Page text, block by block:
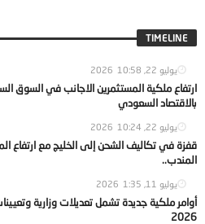
TIMELINE
يوليو 22, 2026 10:58
ارتفاع ملكية المستثمرين الاجانب في السوق
بالاقتصاد السعودي
يوليو 22, 2026 10:24
قفزة في تكاليف الشحن إلى الخليج مع ارتفاع
المندب..
يوليو 11, 2026 1:35
أوامر ملكية جديدة تشمل تعديلات وزارية
2026